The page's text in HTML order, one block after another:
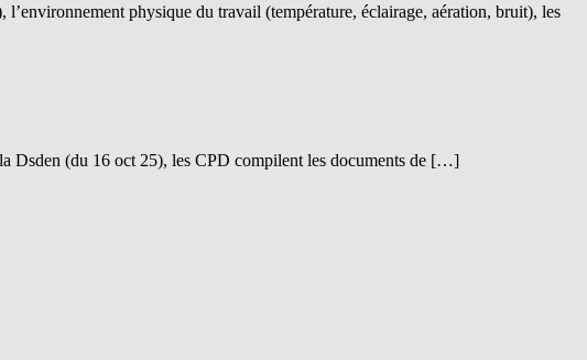
physique du travail (température, éclairage, aération, bruit), les
Dsden (du 16 oct 25), les CPD compilent les documents de […]